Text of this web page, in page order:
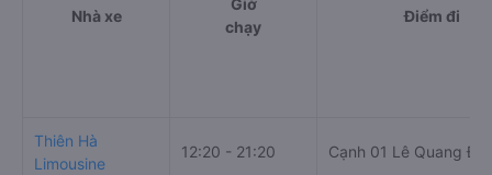
Nhà xe
chạy
Điểm đi
Thiên Hà
Limousine
12:20 - 21:20 Cạnh 01 Lê Quang